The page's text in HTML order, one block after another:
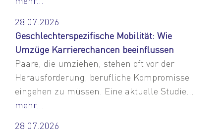
28.07.2026
Geschlechterspezifische Mobilität: Wie
Umzüge Karrierechancen beeinflussen
Paare, die umziehen, stehen oft vor der
Herausforderung, berufliche Kompromisse
eingehen zu müssen. Eine aktuelle Studie...
mehr...
28.07.2026